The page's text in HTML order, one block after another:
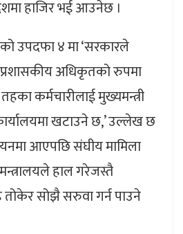
हाजिर भई आउनेछ ।
उपदफा ४ मा ‘सरकारले
अधिकृतको रुपमा
कर्मचारीलाई मुख्यमन्त्री
खटाउने छ,’ उल्लेख छ
आएपछि संघीय मामिला
हाल गरेजस्तै
तोकेर सोझै सरुवा गर्न पाउने